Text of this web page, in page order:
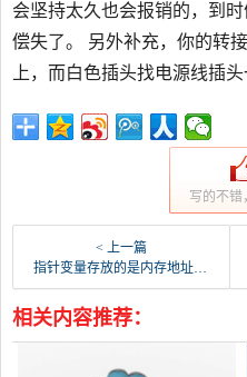
会坚持太久也会报销的，到
偿失了。 另外补充，你的转
上，而白色插头找电源线插
写的不错
< 上一篇
指针变量存放的是内存地址，那为什么指针还要定义类型？
相关内容推荐：